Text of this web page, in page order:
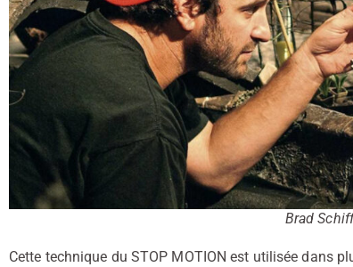
Brad
Cette technique du STOP MOTION est utilisée dans